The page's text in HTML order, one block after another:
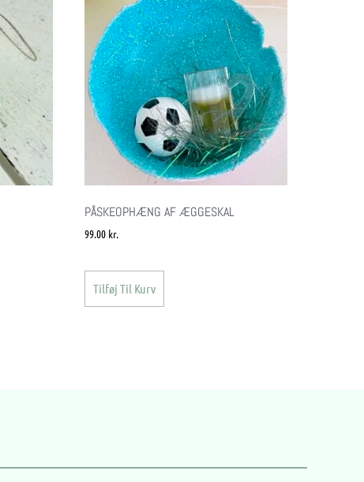
PÅSKEOPHÆNG AF ÆGGESKAL
99.00 kr.
Tilføj Til Kurv